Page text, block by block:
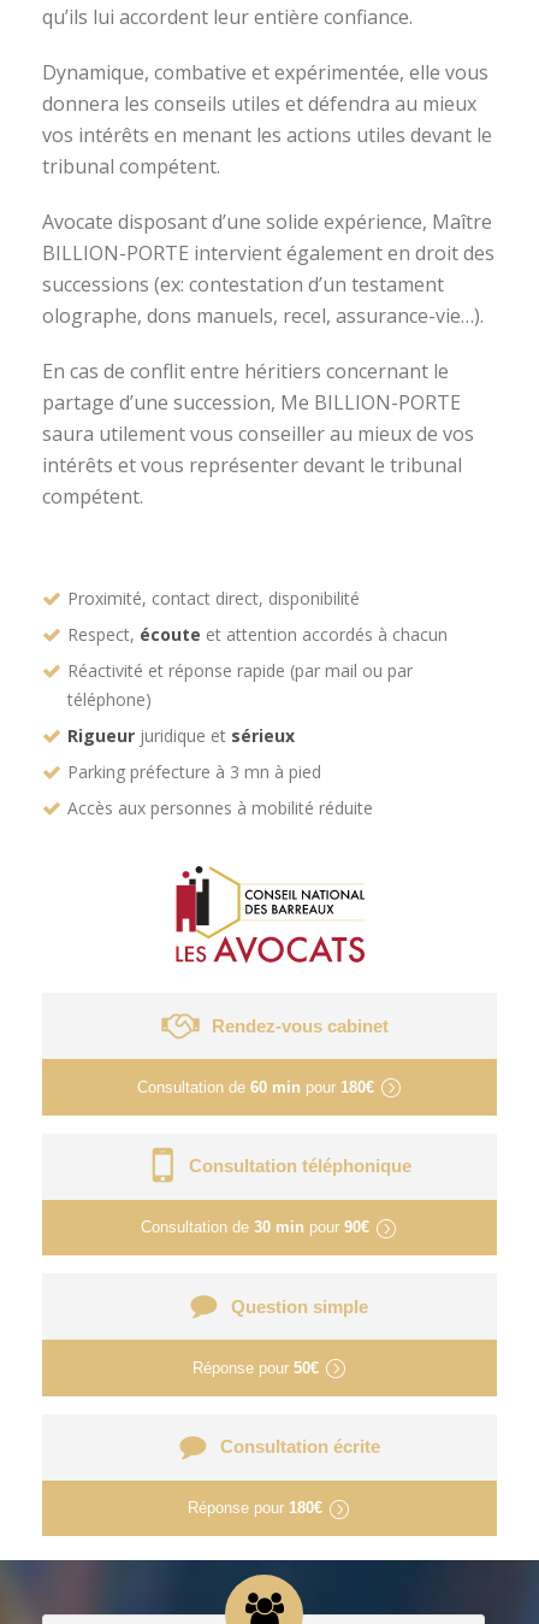
qu’ils lui accordent leur entière confiance.
Dynamique, combative et expérimentée, elle vous
donnera les conseils utiles et défendra au mieux
vos intérêts en menant les actions utiles devant le
tribunal compétent.
Avocate disposant d’une solide expérience, Maître
BILLION-PORTE intervient également en droit des
successions (ex: contestation d’un testament
olographe, dons manuels, recel, assurance-vie…).
En cas de conflit entre héritiers concernant le
partage d’une succession, Me BILLION-PORTE
saura utilement vous conseiller au mieux de vos
intérêts et vous représenter devant le tribunal
compétent.
Proximité, contact direct, disponibilité
Respect, écoute et attention accordés à chacun
Réactivité et réponse rapide (par mail ou par
téléphone)
Rigueur juridique et sérieux
Parking préfecture à 3 mn à pied
Accès aux personnes à mobilité réduite
Rendez-vous cabinet
Consultation de 60 min pour 180€
Consultation téléphonique
Consultation de 30 min pour 90€
Question simple
Réponse pour 50€
Consultation écrite
Réponse pour 180€